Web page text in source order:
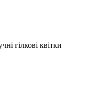
гілкові квітки